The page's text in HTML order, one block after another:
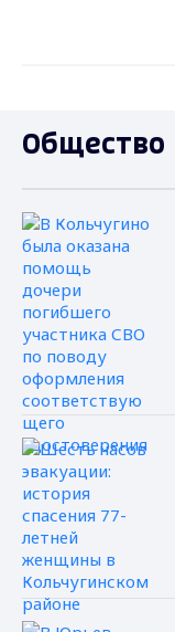
Общество